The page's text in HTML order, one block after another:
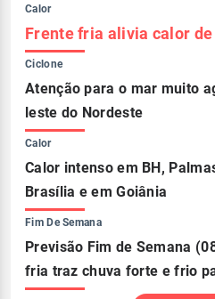
Calor
Frente fria alivia calor de
Ciclone
Atenção para o mar muito
leste do Nordeste
Calor
Calor intenso em BH,
Brasília e em Goiânia
Fim De Semana
Previsão Fim de Semana
fria traz chuva forte e frio